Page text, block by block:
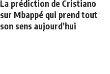
La prédiction de Cristiano
sur Mbappé qui prend tout
son sens aujourd’hui